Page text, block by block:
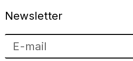
Newsletter